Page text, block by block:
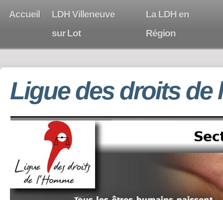
Accueil
LDH Villeneuve
sur Lot
La LDH en
Région
Ligue des droits de